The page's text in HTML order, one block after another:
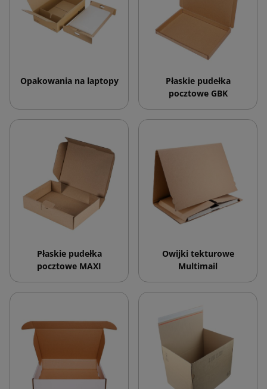
Opakowania na laptopy
Płaskie pudełka
pocztowe GBK
Płaskie pudełka
pocztowe MAXI
Owijki tekturowe
Multimail